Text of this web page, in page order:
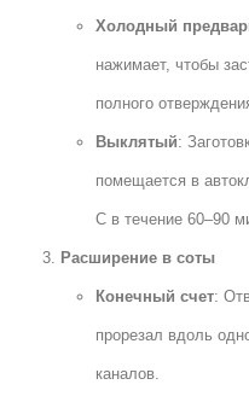
Холодный
нажимает, чтобы
полного
Выклятый:
помещается в
C в течение 60–90
Расширение в соты
Конечный счет:
прорезал вдоль
каналов.